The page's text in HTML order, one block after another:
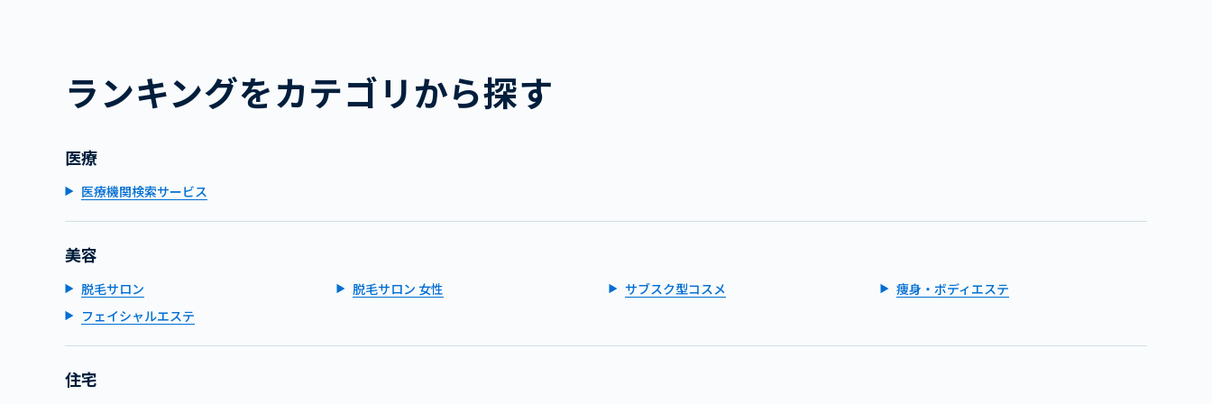
ランキングをカテゴリから探す
医療
医療機関検索サービス
美容
脱毛サロン 脱毛サロン 女性 サブスク型コスメ
痩身・ボディエステ
フェイシャルエステ
住宅